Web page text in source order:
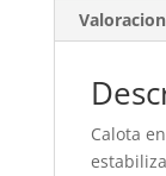
Calota